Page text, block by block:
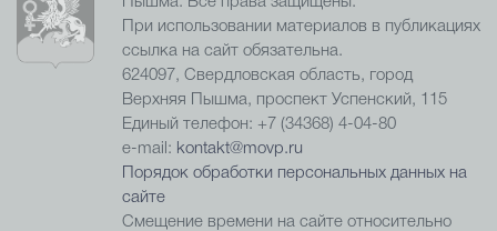
При использовании материалов в публикациях
ссылка на сайт обязательна.
624097, Свердловская область, город
Верхняя Пышма, проспект Успенский, 115
Единый телефон: +7 (34368) 4-04-80
e-mail: kontakt@movp.ru
Порядок обработки персональных данных на
сайте
Смещение времени на сайте относительно